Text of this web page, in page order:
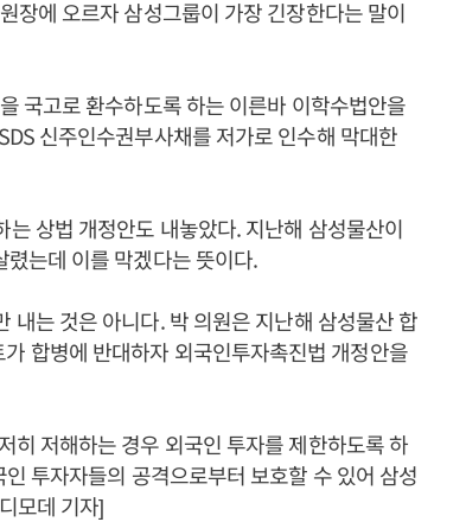
장에 오르자 삼성그룹이 가장 긴장한다는 말이
국고로 환수하도록 하는 이른바 이학수법안을
신주인수권부사채를 저가로 인수해 막대한
상법 개정안도 내놓았다. 지난해 삼성물산이
는데 이를 막겠다는 뜻이다.
내는 것은 아니다. 박 의원은 지난해 삼성물산 합
합병에 반대하자 외국인투자촉진법 개정안을
히 저해하는 경우 외국인 투자를 제한하도록 하
투자자들의 공격으로부터 보호할 수 있어 삼성
모데 기자]